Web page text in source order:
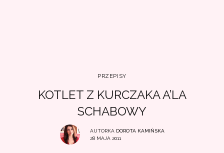
PRZEPISY
KOTLET Z KURCZAKA A’LA
SCHABOWY
AUTORKA DOROTA KAMIŃSKA
28 MAJA 2011